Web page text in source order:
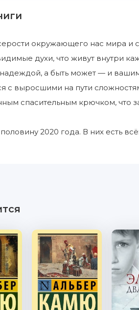
окружающего нас мира и
духи, что живут внутри
а быть может — и
с выросшими на пути
спасительным крючком, что
2020 года. В них есть